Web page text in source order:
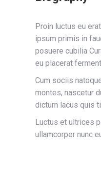
Proin luctus eu
ipsum primis in
posuere cubilia
eu placerat
Cum sociis
montes, nascetur
dictum lacus quis
Luctus et ultrices
ullamcorper nunc